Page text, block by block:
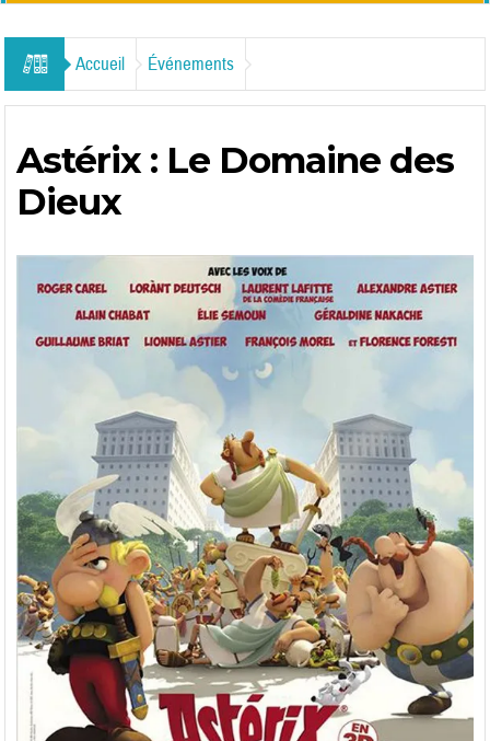
Accueil Événements
Astérix : Le Domaine des
Dieux